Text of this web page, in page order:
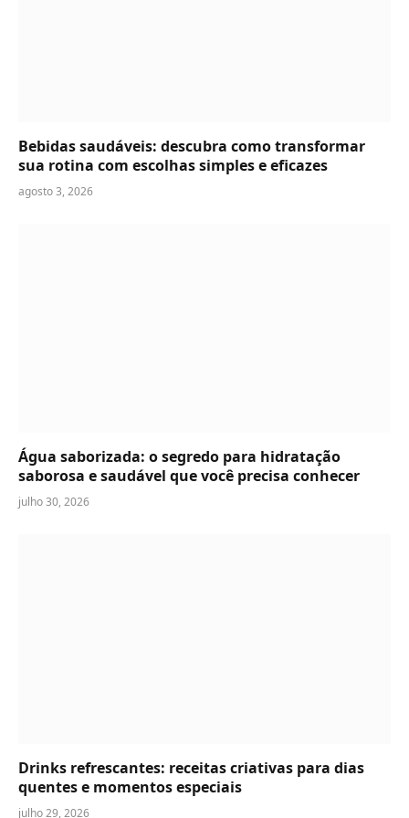
Bebidas saudáveis: descubra como transformar
sua rotina com escolhas simples e eficazes
agosto 3, 2026
Água saborizada: o segredo para hidratação
saborosa e saudável que você precisa conhecer
julho 30, 2026
Drinks refrescantes: receitas criativas para dias
quentes e momentos especiais
julho 29, 2026